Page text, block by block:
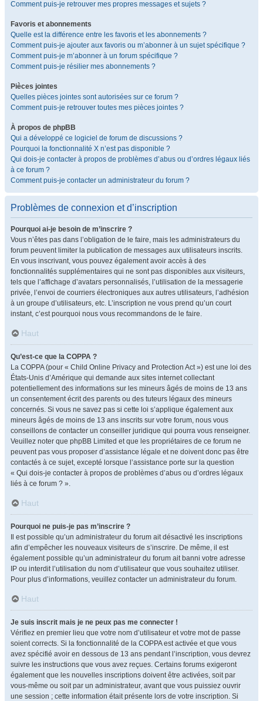
Comment puis-je retrouver mes propres messages et sujets ?
Favoris et abonnements
Quelle est la différence entre les favoris et les abonnements ?
Comment puis-je ajouter aux favoris ou m’abonner à un sujet spécifique ?
Comment puis-je m’abonner à un forum spécifique ?
Comment puis-je résilier mes abonnements ?
Pièces jointes
Quelles pièces jointes sont autorisées sur ce forum ?
Comment puis-je retrouver toutes mes pièces jointes ?
À propos de phpBB
Qui a développé ce logiciel de forum de discussions ?
Pourquoi la fonctionnalité X n’est pas disponible ?
Qui dois-je contacter à propos de problèmes d’abus ou d’ordres légaux liés
à ce forum ?
Comment puis-je contacter un administrateur du forum ?
Problèmes de connexion et d’inscription
Pourquoi ai-je besoin de m’inscrire ?
Vous n’êtes pas dans l’obligation de le faire, mais les administrateurs du
forum peuvent limiter la publication de messages aux utilisateurs inscrits.
En vous inscrivant, vous pouvez également avoir accès à des
fonctionnalités supplémentaires qui ne sont pas disponibles aux visiteurs,
tels que l’affichage d’avatars personnalisés, l’utilisation de la messagerie
privée, l’envoi de courriers électroniques aux autres utilisateurs, l’adhésion
à un groupe d’utilisateurs, etc. L’inscription ne vous prend qu’un court
instant, c’est pourquoi nous vous recommandons de le faire.
Haut
Qu’est-ce que la COPPA ?
La COPPA (pour « Child Online Privacy and Protection Act ») est une loi des
États-Unis d’Amérique qui demande aux sites internet collectant
potentiellement des informations sur les mineurs âgés de moins de 13 ans
un consentement écrit des parents ou des tuteurs légaux des mineurs
concernés. Si vous ne savez pas si cette loi s’applique également aux
mineurs âgés de moins de 13 ans inscrits sur votre forum, nous vous
conseillons de contacter un conseiller juridique qui pourra vous renseigner.
Veuillez noter que phpBB Limited et que les propriétaires de ce forum ne
peuvent pas vous proposer d’assistance légale et ne doivent donc pas être
contactés à ce sujet, excepté lorsque l’assistance porte sur la question
« Qui dois-je contacter à propos de problèmes d’abus ou d’ordres légaux
liés à ce forum ? ».
Haut
Pourquoi ne puis-je pas m’inscrire ?
Il est possible qu’un administrateur du forum ait désactivé les inscriptions
afin d’empêcher les nouveaux visiteurs de s’inscrire. De même, il est
également possible qu’un administrateur du forum ait banni votre adresse
IP ou interdit l’utilisation du nom d’utilisateur que vous souhaitez utiliser.
Pour plus d’informations, veuillez contacter un administrateur du forum.
Haut
Je suis inscrit mais je ne peux pas me connecter !
Vérifiez en premier lieu que votre nom d’utilisateur et votre mot de passe
soient corrects. Si la fonctionnalité de la COPPA est activée et que vous
avez spécifié avoir en dessous de 13 ans pendant l’inscription, vous devrez
suivre les instructions que vous avez reçues. Certains forums exigeront
également que les nouvelles inscriptions doivent être activées, soit par
vous-même ou soit par un administrateur, avant que vous puissiez ouvrir
une session ; cette information était présente lors de votre inscription. Si